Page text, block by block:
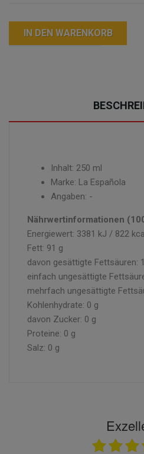
IN DEN WARENKORB
Inhalt: 250 ml
Marke: La Española
Angaben: -
Nährwertinformationen
Energiewert: 3381 kJ / 822
Fett: 91 g
davon gesättigte Fettsäuren:
einfach ungesättigte
mehrfach ungesättigte
Kohlenhydrate: 0 g
davon Zucker: 0 g
Proteine: 0 g
Salz: 0 g